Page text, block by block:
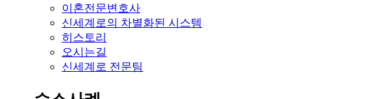
이혼전문변호사
신세계로의 차별화된 시스템
히스토리
오시는길
신세계로 전문팀